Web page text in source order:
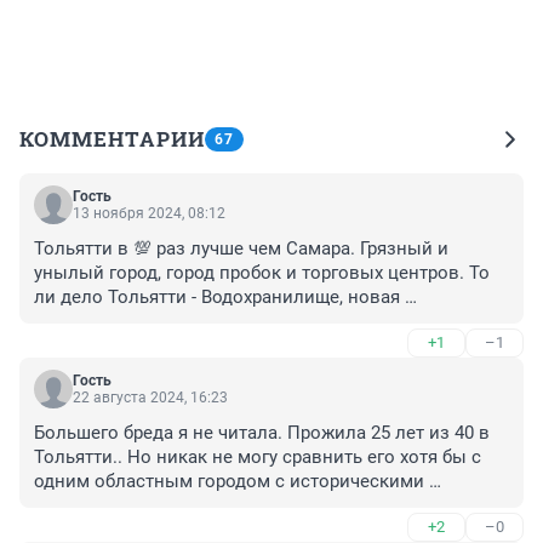
КОММЕНТАРИИ 67
Гость
13 ноября 2024, 08:12
Тольятти в 💯 раз лучше чем Самара. Грязный и
унылый город, город пробок и торговых центров. То
ли дело Тольятти - Водохранилище, новая
или в 15 минутах езды на автомобиле. А едут в
Самару исключительно для учебы, так как в Самаре
больших учебных заведений и только…
+1 –1
Гость
22 августа 2024, 16:23
Большего бреда я не читала. Прожила 25 лет из 40 в
Тольятти.. Но никак не могу сравнить его хотя бы с
одним областным городом с историческими
Всё что понастроили сейчас.. В этом нет жизни, нет
+2 –0